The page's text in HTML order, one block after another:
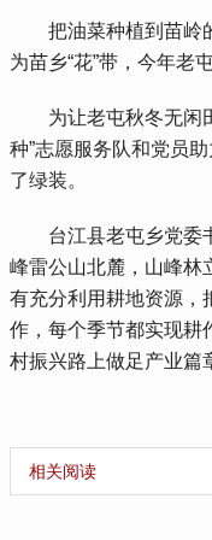
把油菜种植到苗岭的
为苗乡“花”带，今年老
为让老屯秋冬无闲田
种”志愿服务队和党员
了绿装。
台江县老屯乡党委书
峰雷公山北麓，山峰林
有充分利用耕地资源，
作，每个季节都实现耕
村振兴路上做足产业篇
相关阅读